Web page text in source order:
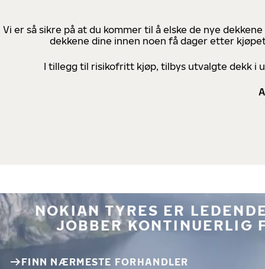
Vi er så sikre på at du kommer til å elske de nye
dekkene dine innen noen få dager etter
I tillegg til risikofritt kjøp, tilbys utvalgte dekk i
NOKIAN TYRES ER
JOBBER KONTINUERLIG
FINN NÆRMESTE FORHANDLER